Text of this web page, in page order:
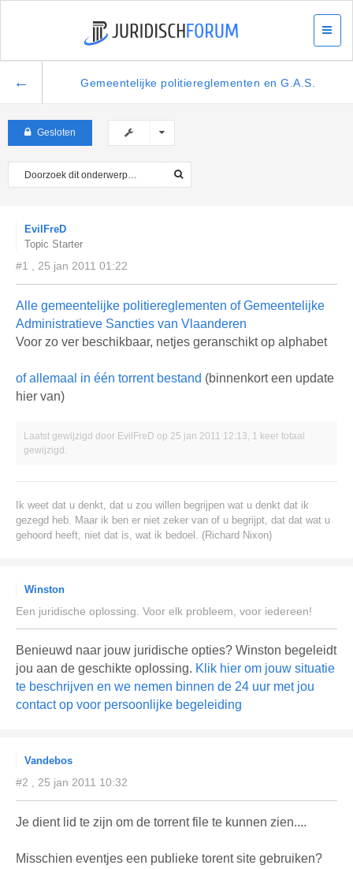
← Gemeentelijke politiereglementen en G.A.S.
Gesloten
EvilFreD
Topic Starter
#1 , 25 jan 2011 01:22
Alle gemeentelijke politiereglementen of Gemeentelijke
Administratieve Sancties van Vlaanderen
Voor zo ver beschikbaar, netjes geranschikt op alphabet
of allemaal in één torrent bestand (binnenkort een update
hier van)
Laatst gewijzigd door EvilFreD op 25 jan 2011 12:13, 1 keer totaal
gewijzigd.
Ik weet dat u denkt, dat u zou willen begrijpen wat u denkt dat ik
gezegd heb. Maar ik ben er niet zeker van of u begrijpt, dat dat wat u
gehoord heeft, niet dat is, wat ik bedoel. (Richard Nixon)
Winston
Een juridische oplossing. Voor elk probleem, voor iedereen!
Benieuwd naar jouw juridische opties? Winston begeleidt
jou aan de geschikte oplossing. Klik hier om jouw situatie
te beschrijven en we nemen binnen de 24 uur met jou
contact op voor persoonlijke begeleiding
Vandebos
#2 , 25 jan 2011 10:32
Je dient lid te zijn om de torrent file te kunnen zien....
Misschien eventjes een publieke torent site gebruiken?